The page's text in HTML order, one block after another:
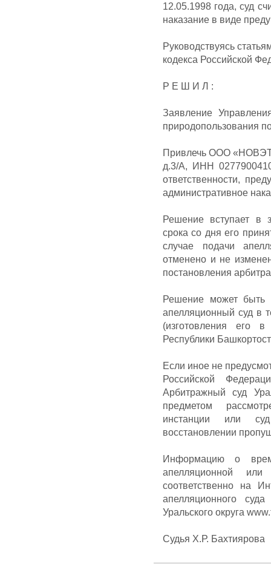
12.05.1998 года, суд
наказание в виде
Руководствуясь
кодекса Российской
Р Е Ш И Л :
Заявление
природопользования
Привлечь ООО «НОВЭТ
д.3/А, ИНН
ответственности,
административное
Решение вступает в
срока со дня его
случае подачи
отменено и не
постановления
Решение может быть
апелляционный суд в
(изготовления его
Республики
Если иное не
Российской
Арбитражный суд
предметом
инстанции или
восстановлении
Информацию о
апелляционной
соответственно на
апелляционного
Уральского округа
Судья Х.Р. Бахтиярова